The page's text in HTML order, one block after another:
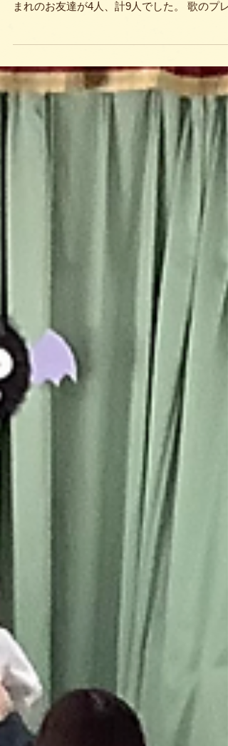
12月15日に11・12月生まれのお友達の誕生会
まわり組から「手のひらをたいように」でし
た。 誕生会終了後は、クリスマス会を行いま
た。 先生たちからのプレゼントは、手遊びと
クリスマスのお話「サンタさん、準備はでき
かな」でした。 サンタさんからのお手紙を聞
終わると、遠くから鈴の音が聞こえて… サン
さんがプレゼントを持って、遊びにきてくれ
した！ 質問をしたり、みんなでサンタさんに
のプレゼントをしたり、とても楽しいクリス
ス会になりました♪ ドキドキしながら、「あ
がとう」と言うことができました🌟 メリーク